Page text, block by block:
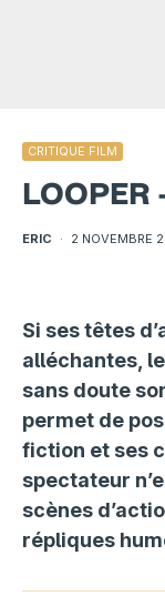
CRITIQUE FILM
ERIC · 2 NOVEMBRE
Si ses têtes
alléchantes,
sans doute
permet de
fiction et ses
spectateur
scènes
répliques